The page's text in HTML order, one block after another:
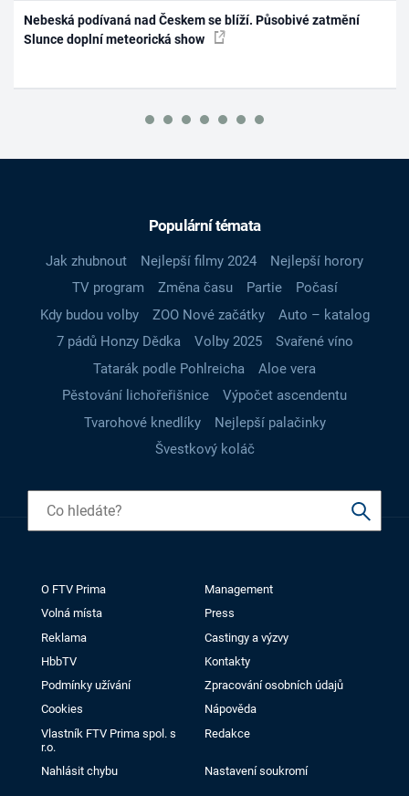
Nebeská podívaná nad Českem se blíží. Působivé zatmění
Slunce doplní meteorická show
Populární témata
Jak zhubnout Nejlepší filmy 2024
Nejlepší horory
TV program
Změna času Partie
Počasí
Kdy budou volby
ZOO Nové začátky
Auto – katalog
7 pádů Honzy Dědka
Volby 2025
Svařené víno
Tatarák podle Pohlreicha
Aloe vera
Pěstování lichořeřišnice
Výpočet ascendentu
Tvarohové knedlíky
Nejlepší palačinky
Švestkový koláč
O FTV Prima
Management
Volná místa
Press
Reklama
Castingy a výzvy
HbbTV
Kontakty
Podmínky užívání
Zpracování osobních údajů
Cookies
Nápověda
Vlastník FTV Prima spol. s
r.o.
Redakce
Nahlásit chybu Nastavení soukromí